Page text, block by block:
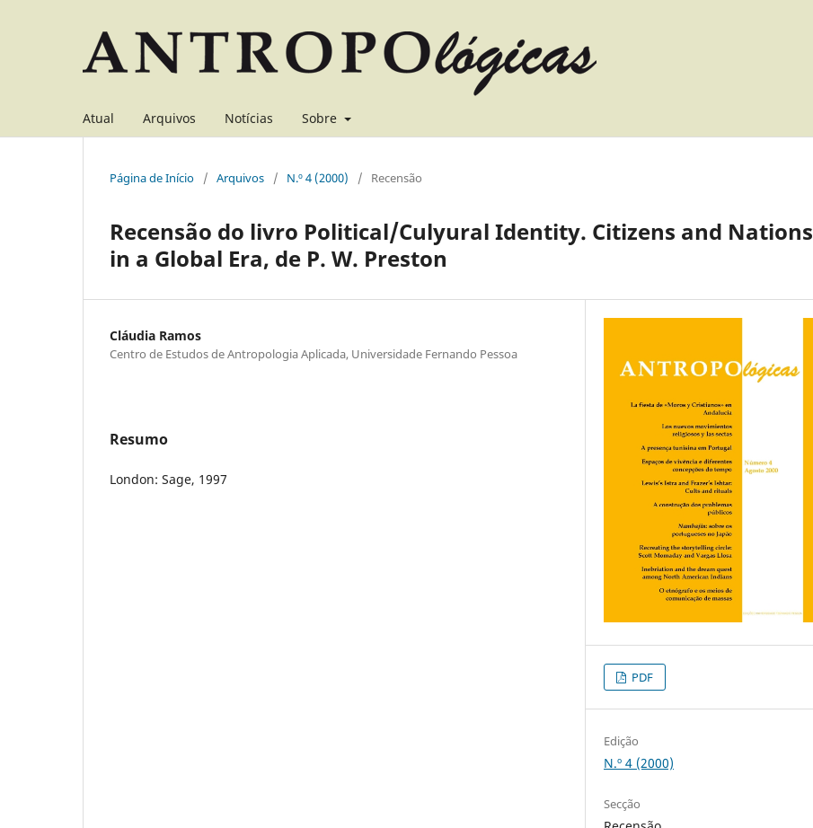
Atual Arquivos Notícias Sobre
Página de Início / Arquivos / N.º 4 (2000) / Recensão
Recensão do livro Political/Culyural Identity. Citizens and Nations
in a Global Era, de P. W. Preston
Cláudia Ramos
Centro de Estudos de Antropologia Aplicada, Universidade Fernando Pessoa
Resumo
London: Sage, 1997
PDF
Edição
N.º 4 (2000)
Secção